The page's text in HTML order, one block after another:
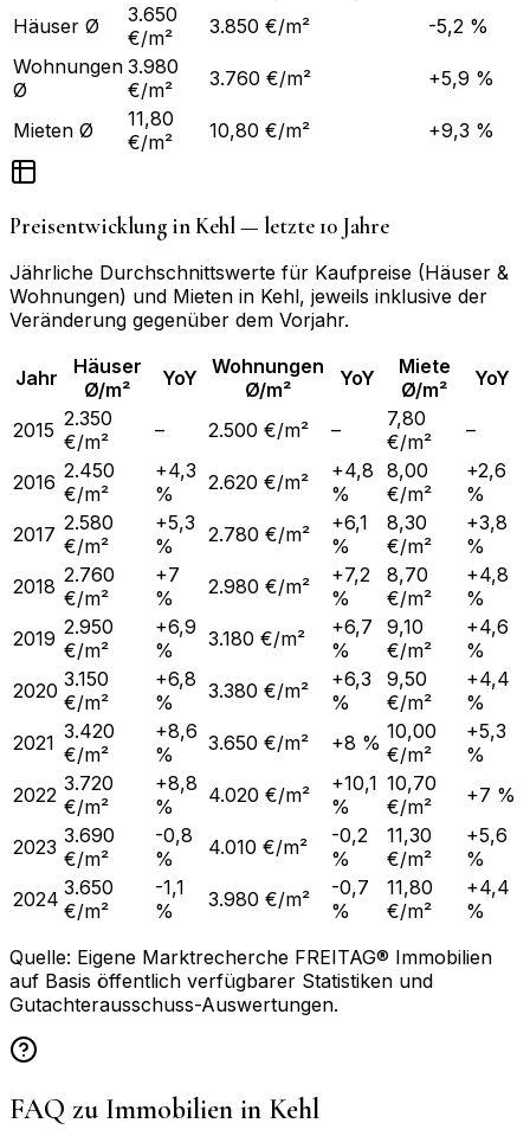
Häuser Ø
3.650
€/m²
3.850 €/m²
-5,2 %
Wohnungen
Ø
3.980
€/m²
3.760 €/m² +5,9 %
Mieten Ø
11,80
€/m²
10,80 €/m² +9,3 %
Preisentwicklung inKehl— letzte 10 Jahre
Jährliche Durchschnittswerte für Kaufpreise (Häuser &
Wohnungen) und Mieten in Kehl, jeweils inklusive der
Veränderung gegenüber dem Vorjahr.
Jahr
Häuser
Ø/m²
YoY
Wohnungen
Ø/m²
YoY
Miete
Ø/m²
YoY
2015 2.350
€/m²
– 2.500 €/m² –
7,80
€/m²
–
2016 2.450
€/m²
+4,3
%
2.620 €/m²
+4,8
%
8,00
€/m²
+2,6
%
2017 2.580
€/m²
+5,3
%
2.780 €/m²
+6,1
%
8,30
€/m²
+3,8
%
2018 2.760
€/m²
+7
%
2.980 €/m²
+7,2
%
8,70
€/m²
+4,8
%
2019 2.950
€/m²
+6,9
%
3.180 €/m²
+6,7
%
9,10
€/m²
+4,6
%
2020 3.150
€/m²
+6,8
%
3.380 €/m²
+6,3
%
9,50
€/m²
+4,4
%
2021 3.420
€/m²
+8,6
%
3.650 €/m² +8 % 10,00
€/m²
+5,3
%
2022 3.720
€/m²
+8,8
%
4.020 €/m²
+10,1
%
10,70
€/m²
+7 %
2023 3.690
€/m²
-0,8
%
4.010 €/m²
-0,2
%
11,30
€/m²
+5,6
%
2024 3.650
€/m²
-1,1
%
3.980 €/m²
-0,7
%
11,80
€/m²
+4,4
%
Quelle: Eigene Marktrecherche FREITAG® Immobilien
auf Basis öffentlich verfügbarer Statistiken und
Gutachterausschuss-Auswertungen.
FAQ zu Immobilien in Kehl